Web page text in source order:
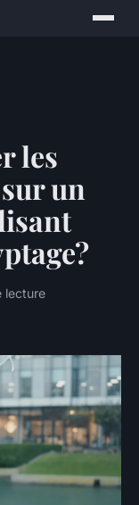
les
un
lecture